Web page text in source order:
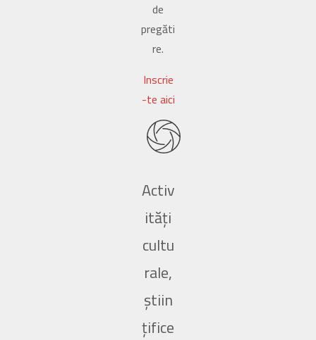
de
pregăti
re.
Inscrie
-te aici
Activ
ități
cultu
rale,
știin
țifice